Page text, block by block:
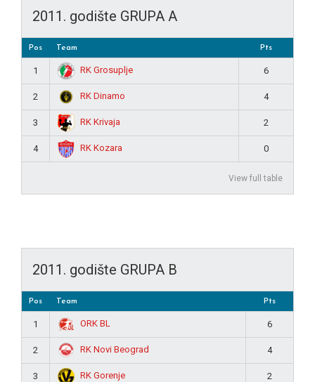
2011. godište GRUPA A
Pos Team Pts
1 RK Grosuplje 6
2 RK Dinamo 4
3 RK Krivaja 2
4 RK Kozara 0
View full table
2011. godište GRUPA B
Pos Team Pts
1 ORK BL 6
2 RK Novi Beograd 4
3 RK Gorenje 2